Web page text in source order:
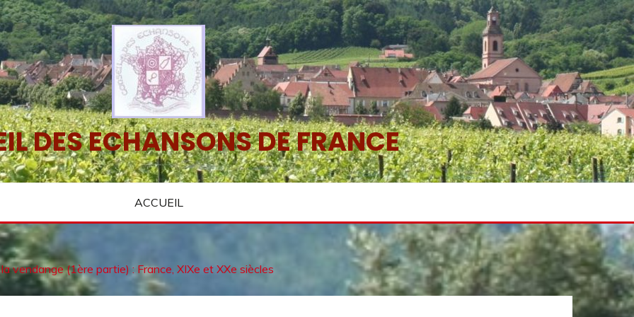
DES ECHANSONS DE FRANCE
ACCUEIL
vendange (1ère partie) : France, XIXe et XXe siècles